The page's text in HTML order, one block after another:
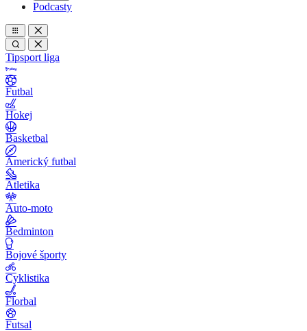
Podcasty
Tipsport liga
Futbal
Hokej
Basketbal
Americký futbal
Atletika
Auto-moto
Bedminton
Bojové športy
Cyklistika
Florbal
Futsal